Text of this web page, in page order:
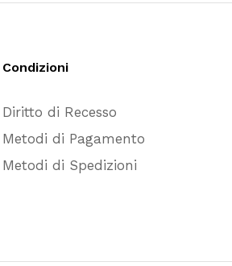
Condizioni
Diritto di Recesso
Metodi di Pagamento
Metodi di Spedizioni